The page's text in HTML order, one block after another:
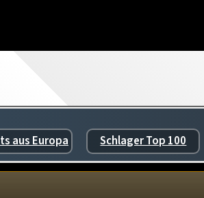
aus Europa Schlager Top 100